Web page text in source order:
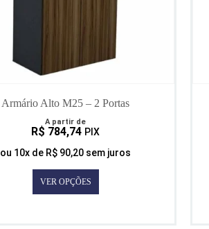
Armário Alto M25 – 2 Portas
A partir de
R$ 784,74 PIX
ou 10x de R$ 90,20 sem juros
VER OPÇÕES